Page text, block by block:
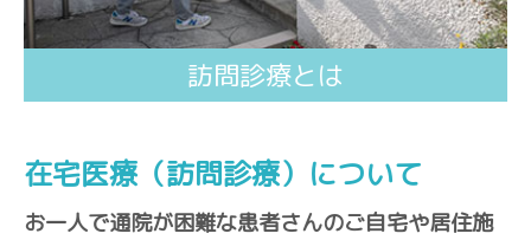
訪問診療とは
在宅医療（訪問診療）について
お一人で通院が困難な患者さんのご自宅や居住施